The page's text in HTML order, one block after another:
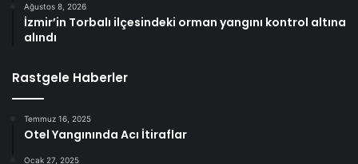
Ağustos 8, 2026
İzmir’in Torbalı ilçesindeki orman yangını kontrol altına
alındı
Rastgele Haberler
Temmuz 16, 2025
Otel Yangınında Acı İtiraflar
Ocak 27, 2025